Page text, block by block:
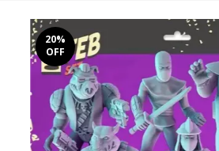
20%
OFF